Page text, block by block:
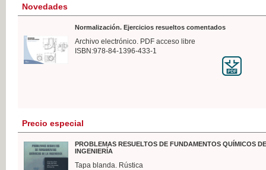
Novedades
Normalización. Ejercicios resueltos comentados
Archivo electrónico. PDF acceso libre
ISBN:978-84-1396-433-1
Precio especial
PROBLEMAS RESUELTOS DE FUNDAMENTOS QUÍMICOS
INGENIERÍA
Tapa blanda. Rústica